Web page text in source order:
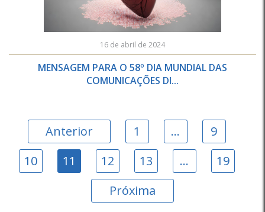
16 de abril de 2024
MENSAGEM PARA O 58º DIA MUNDIAL DAS
COMUNICAÇÕES DI...
Anterior 1 …
9
10
11 12 13 …
19
Próxima